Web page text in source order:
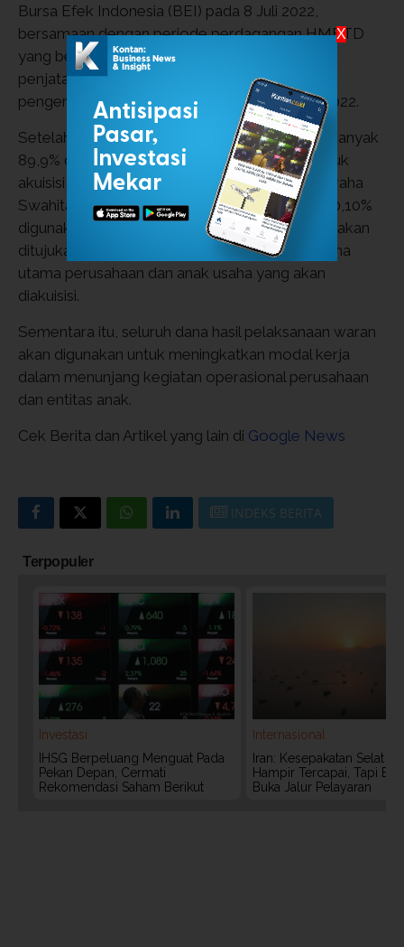
Bursa Efek Indonesia (BEI) pada 8 Juli 2022,
bersamaan dengan periode perdagangan HMETD
yang berlangsung pada 8-21 Juli 2022. Tanggal
penjatahan pada 26 Juli 2022 dan tanggal
pengembalian uang pemesanan pada 27 Juli 2022.
Setelah dikurangi biaya-biaya emisi saham, sebanyak
89,9% dana rights issue
ini akan digunakan untuk
akuisisi beberapa entitas anak BIPP, yaitu PT Graha
Swahita dan PT BIP Sentosa. Kemudian, sisa 10,10%
digunakan untuk modal kerja perusahaan yang akan
ditujukan untuk mengembangkan kegiatan usaha
utama perusahaan dan anak usaha yang akan
diakuisisi.
Sementara itu, seluruh dana hasil pelaksanaan waran
akan digunakan untuk meningkatkan modal kerja
dalam menunjang kegiatan operasional perusahaan
dan entitas anak.
Cek Berita dan Artikel yang lain di Google News
INDEKS BERITA
Terpopuler
Investasi
IHSG Berpeluang Menguat Pada
Pekan Depan, Cermati
Rekomendasi Saham Berikut
Internasional
Iran: Kesepakatan Selat
Hampir Tercapai, Tapi
Buka Jalur Pelayaran
X